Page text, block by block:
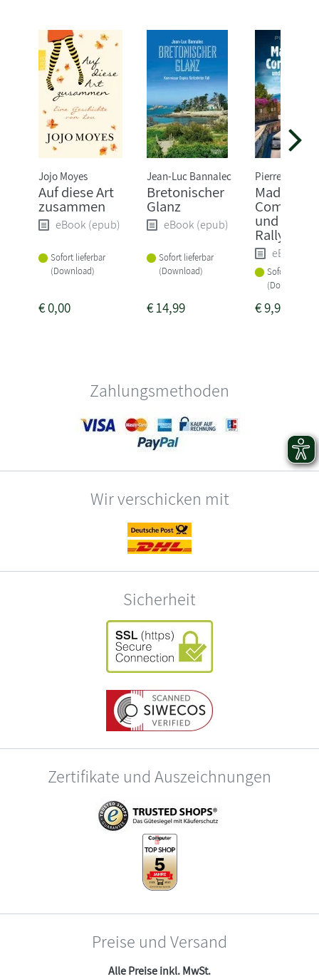
Jojo Moyes
Auf diese Art
zusammen
eBook (epub)
Sofort lieferbar
(Download)
€0,00
Jean-Luc Bannalec
Bretonischer
Glanz
eBook (epub)
Sofort lieferbar
(Download)
€14,99
Pierre Martin
Madame
und die
Rallye
eBook
Sofort
(Download)
€9,99
Zahlungsmethoden
Wir verschicken mit
Sicherheit
Zertifikate und Auszeichnungen
Preise und Versand
Alle Preise inkl. MwSt.